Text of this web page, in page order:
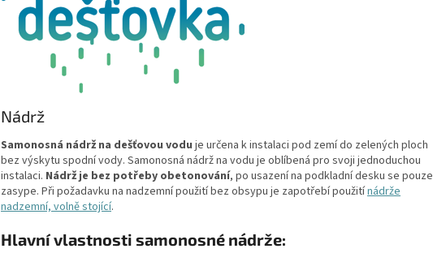
Nádrž
Samonosná nádrž na dešťovou vodu je určena k instalaci pod zemí do zelených ploch
bez výskytu spodní vody. Samonosná nádrž na vodu je oblíbená pro svoji jednoduchou
instalaci. Nádrž je bez potřeby obetonování, po usazení na podkladní desku se pouze
zasype. Při požadavku na nadzemní použití bez obsypu je zapotřebí použitínádrže
nadzemní, volně stojící.
Hlavní vlastnosti samonosné nádrže: